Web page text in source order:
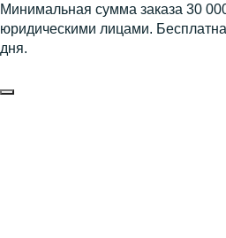
Минимальная сумма заказа 30
юридическими лицами.
дня.